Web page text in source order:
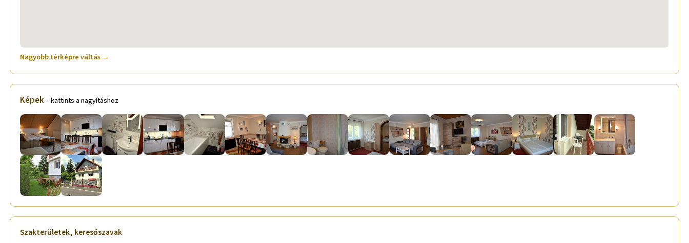
Nagyobb térképre váltás →
Képek– kattints a nagyításhoz
Szakterületek, keresőszavak